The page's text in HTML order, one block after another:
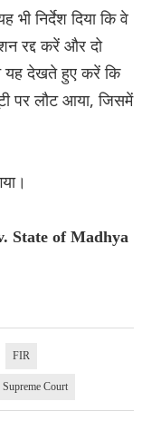
भी निर्देश दिया कि वे
रद्द करें और दो
यह देखते हुए करें कि
पर लौट आया, जिसमें
State of Madhya
FIR
Supreme Court